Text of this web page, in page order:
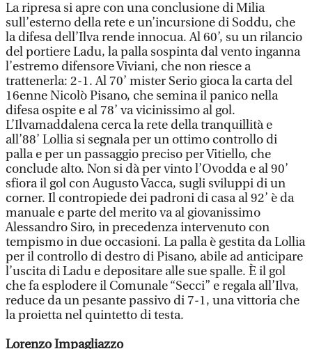
La ripresa si apre con una conclusione di Milia
sull’esterno della rete e un’incursione di Soddu, che
la difesa dell’Ilva rende innocua. Al 60’, su un rilancio
del portiere Ladu, la palla sospinta dal vento inganna
l’estremo difensore Viviani, che non riesce a
trattenerla: 2-1. Al 70’ mister Serio gioca la carta del
16enne Nicolò Pisano, che semina il panico nella
difesa ospite e al 78’ va vicinissimo al gol.
L’Ilvamaddalena cerca la rete della tranquillità e
all’88’ Lollia si segnala per un ottimo controllo di
palla e per un passaggio preciso per Vitiello, che
conclude alto. Non si dà per vinto l’Ovodda e al 90’
sfiora il gol con Augusto Vacca, sugli sviluppi di un
corner. Il contropiede dei padroni di casa al 92’ è da
manuale e parte del merito va al giovanissimo
Alessandro Siro, in precedenza intervenuto con
tempismo in due occasioni. La palla è gestita da Lollia
per il controllo di destro di Pisano, abile ad anticipare
l’uscita di Ladu e depositare alle sue spalle. È il gol
che fa esplodere il Comunale “Secci” e regala all’Ilva,
reduce da un pesante passivo di 7-1, una vittoria che
la proietta nel quintetto di testa.
Lorenzo Impagliazzo